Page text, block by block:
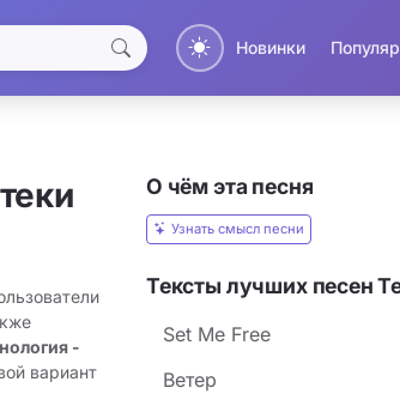
Новинки
-
вариант
О чём эта песня
Узнать смысл песни
Тексты лучших песен
Set Me Free
Ветер